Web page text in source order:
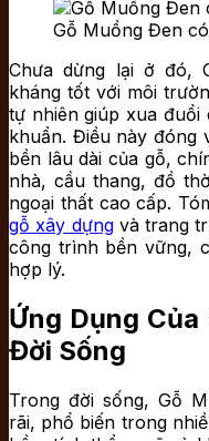
Gỗ Muồng Đen
Chưa dừng lại ở đó,
kháng tốt với môi
tự nhiên giúp xua
khuẩn. Điều này đóng
bền lâu dài của gỗ,
nhà, cầu thang, đồ
ngoại thất cao cấp.
gỗ xây dựngvà trang
công trình bền vững,
hợp lý.
Ứng Dụng
Đời Sống
Trong đời sống, Gỗ
rãi, phổ biến trong